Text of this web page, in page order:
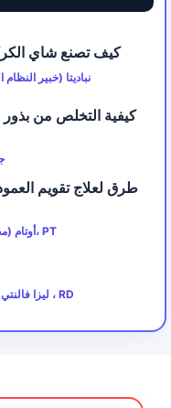
كيف تصنع شاي
نباديتا (خبير
كيفية التخلص من بذور
أوتام (مدرب اللياقة البدنية واليوغا)، PT
ليزا فالنتي (أخصائي تغذية) ، ماجستير ، RD